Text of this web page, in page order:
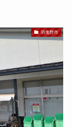
羽曳野市